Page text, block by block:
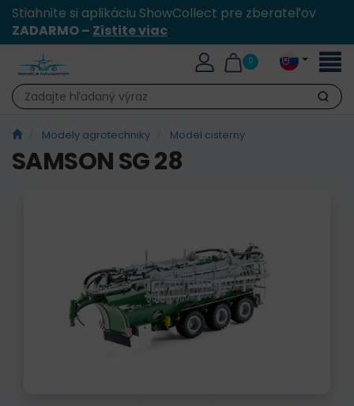
Stiahnite si aplikáciu ShowCollect pre zberateľov
ZADARMO – Zistite viac
0
Hľadať
Modely agrotechniky Model cisterny
SAMSON SG 28